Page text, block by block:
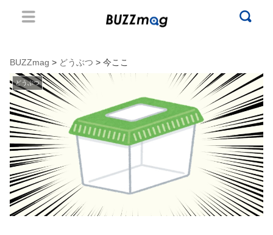
BUZZmag > どうぶつ > 今ここ
どうぶつ